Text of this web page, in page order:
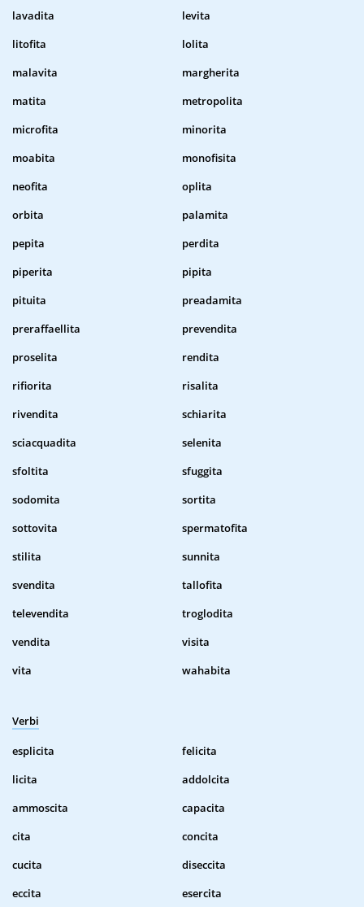
lavadita
levita
litofita
lolita
malavita
margherita
matita
metropolita
microfita
minorita
moabita
monofisita
neofita
oplita
orbita
palamita
pepita
perdita
piperita
pipita
pituita
preadamita
preraffaellita
prevendita
proselita
rendita
rifiorita
risalita
rivendita
schiarita
sciacquadita
selenita
sfoltita
sfuggita
sodomita
sortita
sottovita
spermatofita
stilita
sunnita
svendita
tallofita
televendita
troglodita
vendita
visita
vita
wahabita
Verbi
esplicita
felicita
licita
addolcita
ammoscita
capacita
cita
concita
cucita
diseccita
eccita
esercita